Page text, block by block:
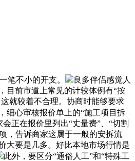
不小的开支。
良多伴侣感觉人
目前市道上常见的计较体例有“按
就较着不合理。协商时能够要求
细心审核报价单上的“施工项目拆
正在报价里列出“丈量费”、“切割
，告诉商家这属于一般的安拆流
大要是几多。好比本地市场行情是
此外，要区分“通俗人工”和“特殊工